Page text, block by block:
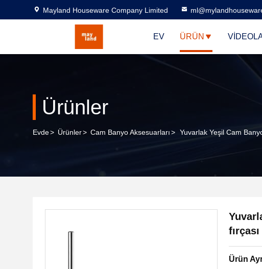
Mayland Houseware Company Limited
EV ÜRÜN
Ürünler
Evde> Ürünler> Cam Banyo Aksesuarları> Yuvarlak Yeşil Cam
Ürün